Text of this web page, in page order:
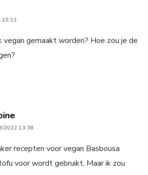
10:11
vegan gemaakt worden? Hoe zou je de
says:
2022 13:36
recepten voor vegan Basbousa
voor wordt gebruikt. Maar ik zou